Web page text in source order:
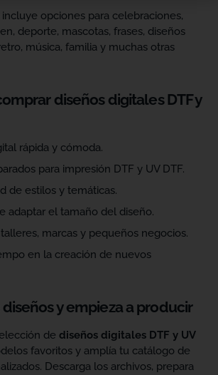
opciones para celebraciones,
deporte, mascotas, frases, diseños
música, familia y muchas otras
diseños digitales DTF y
rápida y cómoda.
para impresión DTF y UV DTF.
de estilos y temáticas.
adaptar el tamaño del diseño.
marcas y pequeños negocios.
en la creación de nuevos
y empieza a producir
de diseños digitales DTF y UV
favoritos y amplía tu catálogo de
Descarga los archivos, prepara